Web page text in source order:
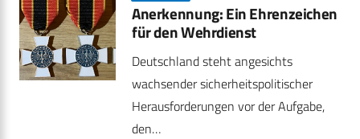
Anerkennung: Ein Ehrenzeichen
für den Wehrdienst
Deutschland steht angesichts
wachsender sicherheitspolitischer
Herausforderungen vor der Aufgabe,
den…